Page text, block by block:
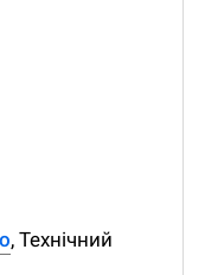
, Технічний